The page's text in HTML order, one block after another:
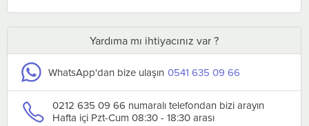
Yardıma mı ihtiyacınız var ?
WhatsApp'dan bize ulaşın 0541 635 09 66
0212 635 09 66 numaralı telefondan bizi arayın
Hafta içi Pzt-Cum 08:30 - 18:30 arası